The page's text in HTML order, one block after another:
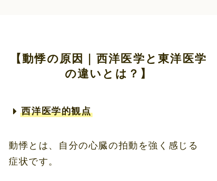
【動悸の原因｜西洋医学と東洋医学
の違いとは？】
西洋医学的観点
動悸とは、自分の心臓の拍動を強く感じる
症状です。